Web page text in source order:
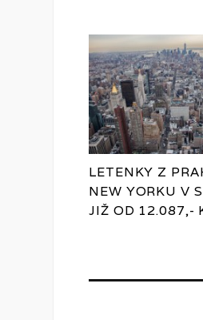
LETENKY Z
NEW YORKU V
JIŽ OD 12.087,-